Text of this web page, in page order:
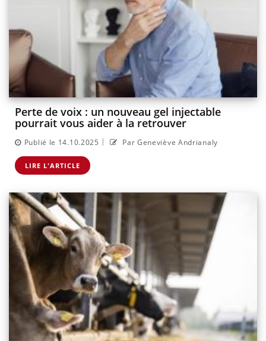
Perte de voix : un nouveau gel injectable
pourrait vous aider à la retrouver
Publié le 14.10.2025 | Par Geneviève Andrianaly
LIRE L'ARTICLE